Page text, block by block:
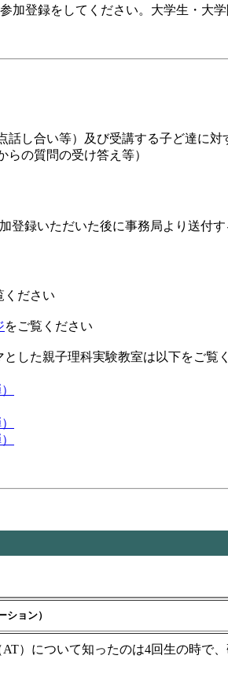
登録をしてください。大学生・大
し合い等）及び受講する子ど達に
の質問の受け答え等）
録いただいた後に事務局より送付す
ください
をご覧ください
親子理科実験教室は以下をご覧
ョン）
）について知ったのは4回生の時で